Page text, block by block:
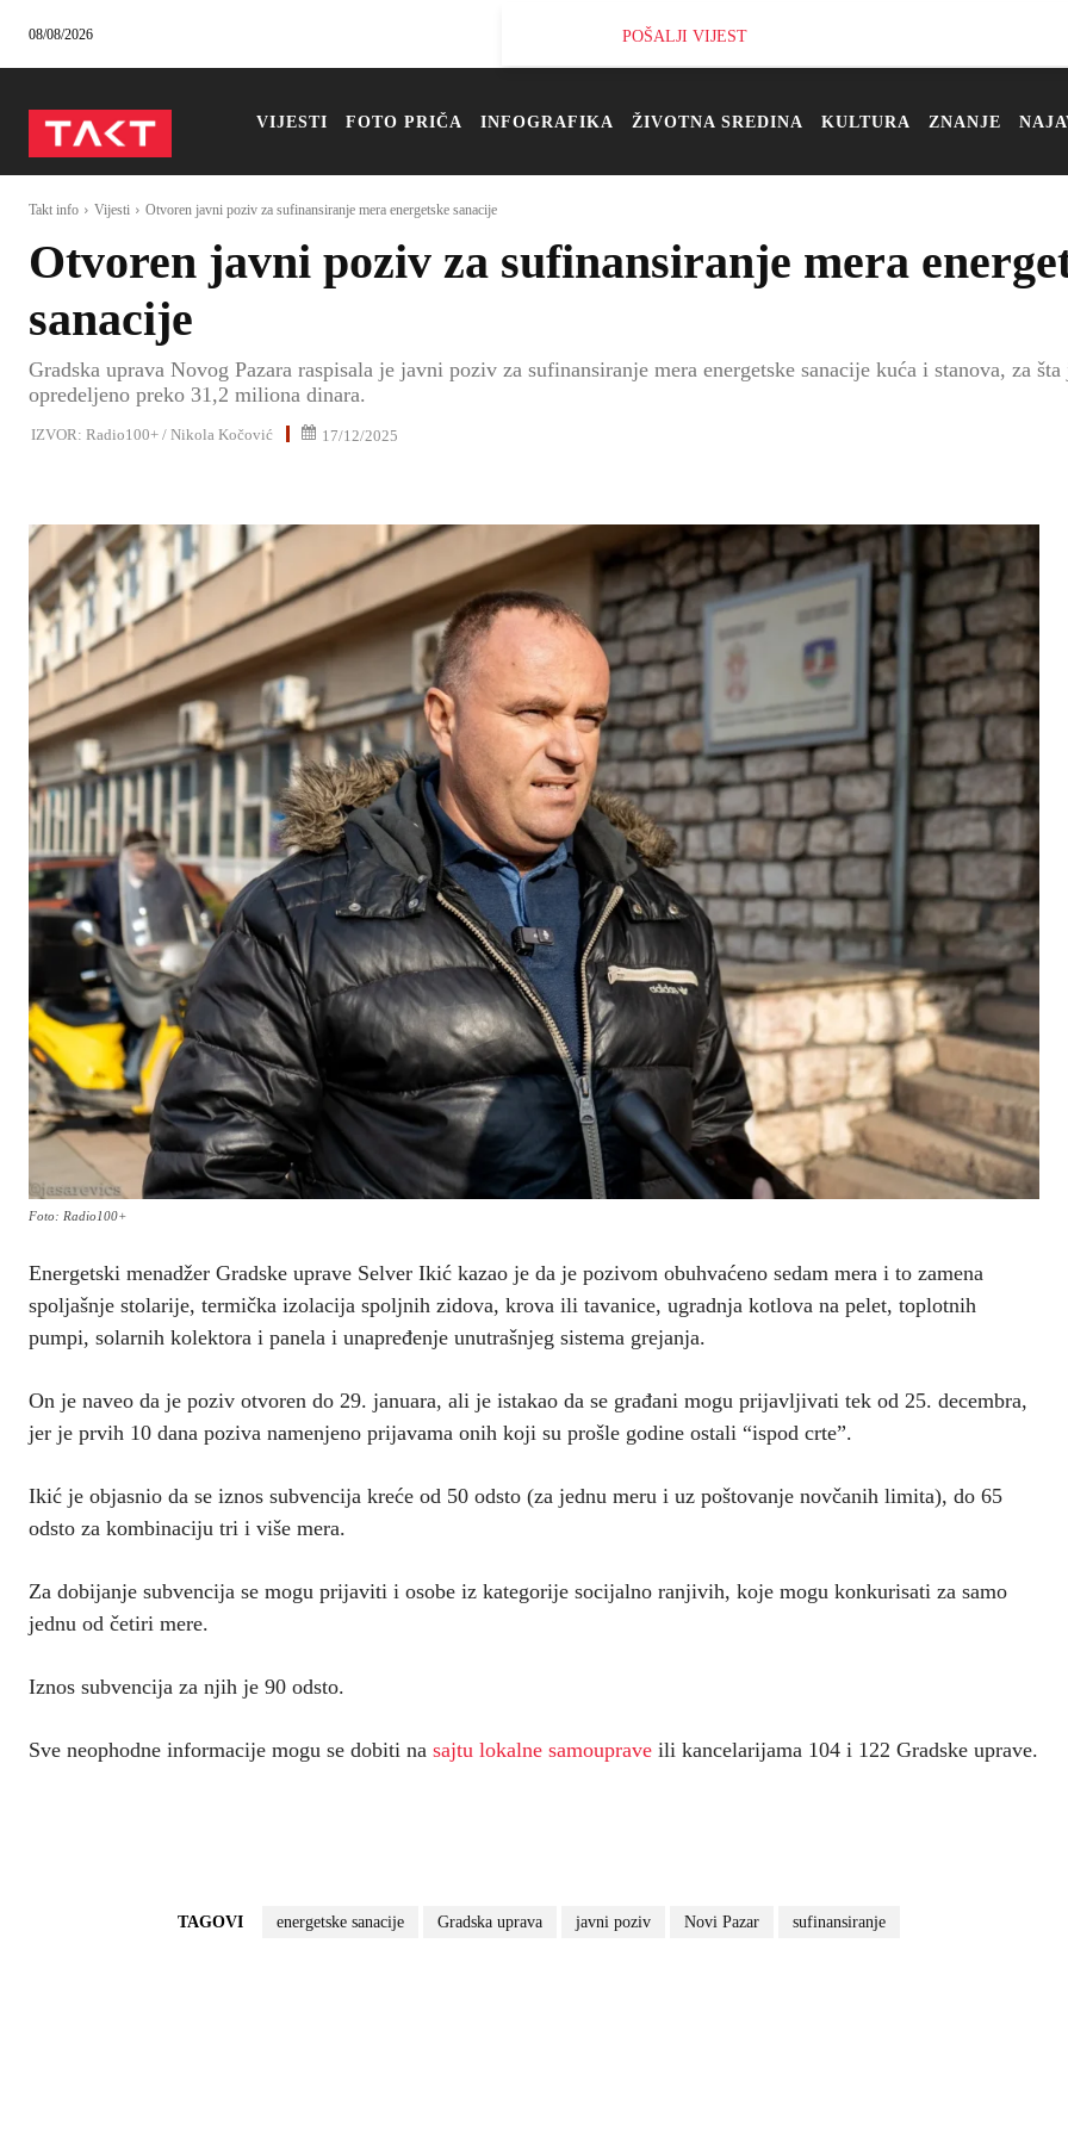
08/08/2026 POŠALJI VIJEST
VIJESTI FOTO PRIČA INFOGRAFIKA ŽIVOTNA SREDINA KULTURA ZNANJE
Takt info Vijesti Otvoren javni poziv za sufinansiranje mera energetske sanacije
Otvoren javni poziv za sufinansiranje mera
sanacije
Gradska uprava Novog Pazara raspisala je javni poziv za sufinansiranje mera energetske sanacije kuća i stanova, za šta
opredeljeno preko 31,2 miliona dinara.
IZVOR: Radio100+ / Nikola Kočović 17/12/2025
Foto: Radio100+
Energetski menadžer Gradske uprave Selver Ikić kazao je da je pozivom obuhvaćeno sedam mera i to zamena
spoljašnje stolarije, termička izolacija spoljnih zidova, krova ili tavanice, ugradnja kotlova na pelet, toplotnih
pumpi, solarnih kolektora i panela i unapređenje unutrašnjeg sistema grejanja.
On je naveo da je poziv otvoren do 29. januara, ali je istakao da se građani mogu prijavljivati tek od 25. decembra,
jer je prvih 10 dana poziva namenjeno prijavama onih koji su prošle godine ostali “ispod crte”.
Ikić je objasnio da se iznos subvencija kreće od 50 odsto (za jednu meru i uz poštovanje novčanih limita), do 65
odsto za kombinaciju tri i više mera.
Za dobijanje subvencija se mogu prijaviti i osobe iz kategorije socijalno ranjivih, koje mogu konkurisati za samo
jednu od četiri mere.
Iznos subvencija za njih je 90 odsto.
Sve neophodne informacije mogu se dobiti na sajtu lokalne samouprave ili kancelarijama 104 i 122 Gradske uprave.
TAGOVI energetske sanacije Gradska uprava javni poziv Novi Pazar sufinansiranje